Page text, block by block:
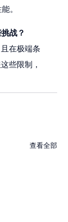
。
战？
在极端条
些限制，
查看全部